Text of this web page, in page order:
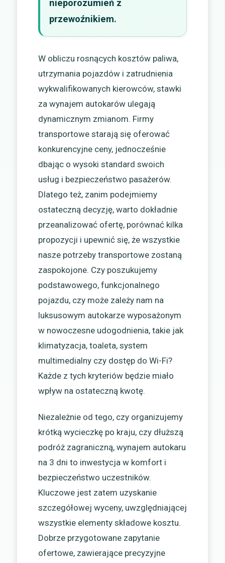
nieporozumień z
przewoźnikiem.
W obliczu rosnących kosztów paliwa,
utrzymania pojazdów i zatrudnienia
wykwalifikowanych kierowców, stawki
za wynajem autokarów ulegają
dynamicznym zmianom. Firmy
transportowe starają się oferować
konkurencyjne ceny, jednocześnie
dbając o wysoki standard swoich
usług i bezpieczeństwo pasażerów.
Dlatego też, zanim podejmiemy
ostateczną decyzję, warto dokładnie
przeanalizować ofertę, porównać kilka
propozycji i upewnić się, że wszystkie
nasze potrzeby transportowe zostaną
zaspokojone. Czy poszukujemy
podstawowego, funkcjonalnego
pojazdu, czy może zależy nam na
luksusowym autokarze wyposażonym
w nowoczesne udogodnienia, takie jak
klimatyzacja, toaleta, system
multimedialny czy dostęp do Wi-Fi?
Każde z tych kryteriów będzie miało
wpływ na ostateczną kwotę.
Niezależnie od tego, czy organizujemy
krótką wycieczkę po kraju, czy dłuższą
podróż zagraniczną, wynajem autokaru
na 3 dni to inwestycja w komfort i
bezpieczeństwo uczestników.
Kluczowe jest zatem uzyskanie
szczegółowej wyceny, uwzględniającej
wszystkie elementy składowe kosztu.
Dobrze przygotowane zapytanie
ofertowe, zawierające precyzyjne